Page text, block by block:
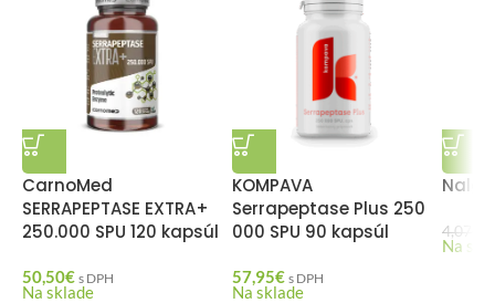
CarnoMed
SERRAPEPTASE EXTRA+
250.000 SPU 120 kapsúl
50,50€ s DPH
Na sklade
KOMPAVA
Serrapeptase Plus 250
000 SPU 90 kapsúl
57,95€ s DPH
Na sklade
4,07
Na